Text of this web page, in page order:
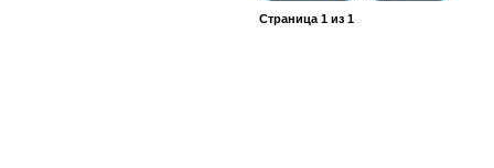
Страница 1из 1